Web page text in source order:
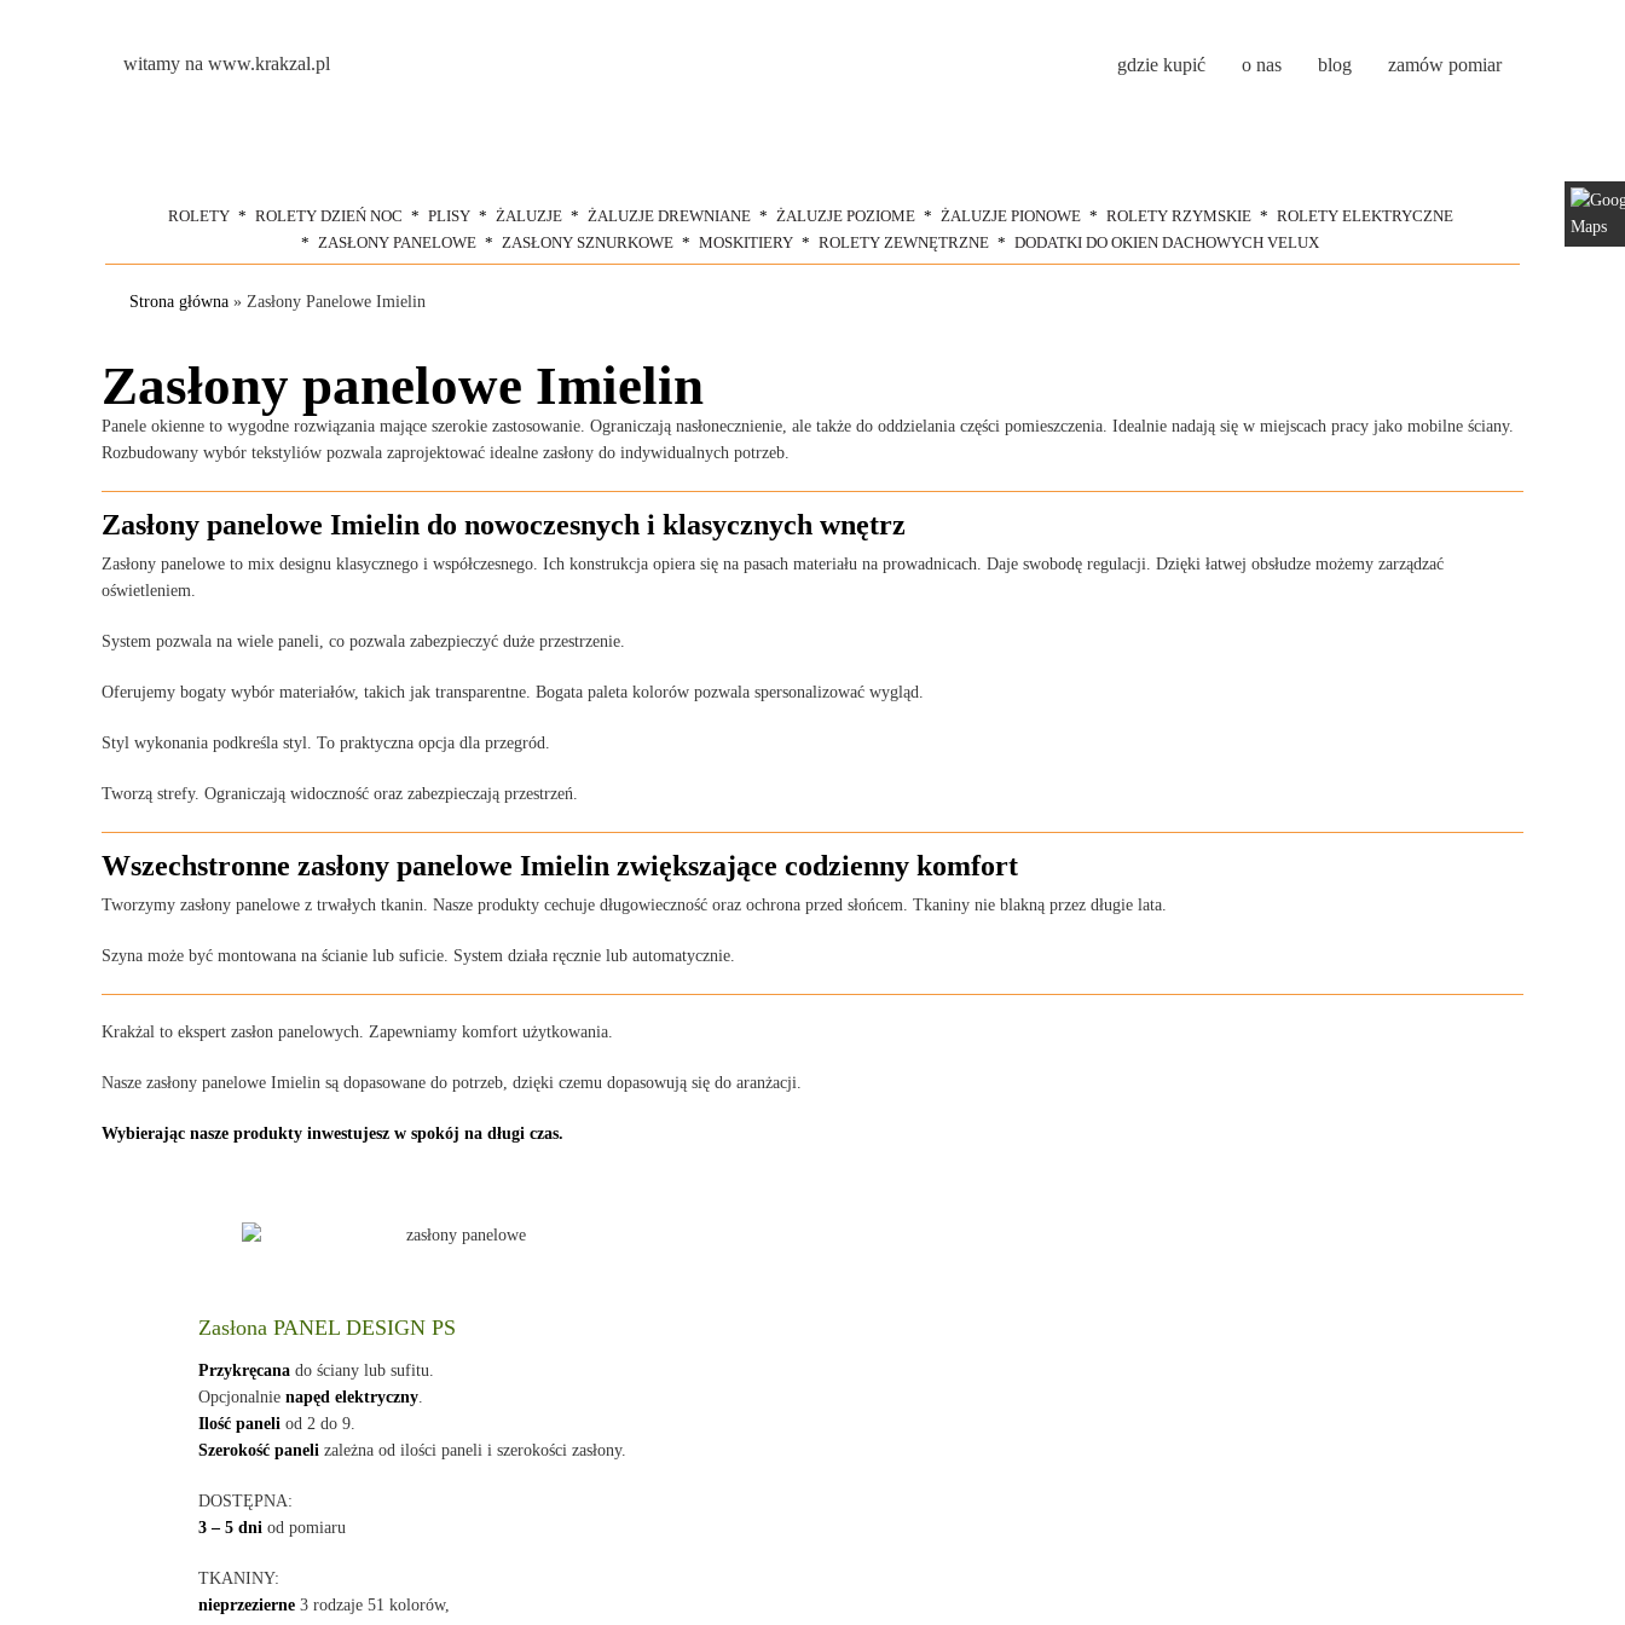
witamy na www.krakzal.pl gdzie kupić o nas blog zamów pomiar
ROLETY ROLETY DZIEŃ NOC PLISY ŻALUZJE ŻALUZJE DREWNIANE ŻALUZJE POZIOME ŻALUZJE PIONOWE ROLETY RZYMSKIE
ROLETY ELEKTRYCZNE
ZASŁONY PANELOWE
ZASŁONY SZNURKOWE MOSKITIERY ROLETY ZEWNĘTRZNE DODATKI DO OKIEN DACHOWYCH VELUX
Strona główna » Zasłony Panelowe Imielin
Zasłony panelowe Imielin
Panele okienne to wygodne rozwiązania mające szerokie zastosowanie. Ograniczają nasłonecznienie, ale także do oddzielania części pomieszczenia. Idealnie nadają się w miejscach pracy jako mobilne ściany.
Rozbudowany wybór tekstyliów pozwala zaprojektować idealne zasłony do indywidualnych potrzeb.
Zasłony panelowe Imielin do nowoczesnych i klasycznych wnętrz
Zasłony panelowe to mix designu klasycznego i współczesnego. Ich konstrukcja opiera się na pasach materiału na prowadnicach. Daje swobodę regulacji. Dzięki łatwej obsłudze możemy zarządzać
oświetleniem.
System pozwala na wiele paneli, co pozwala zabezpieczyć duże przestrzenie.
Oferujemy bogaty wybór materiałów, takich jak transparentne. Bogata paleta kolorów pozwala spersonalizować wygląd.
Styl wykonania podkreśla styl. To praktyczna opcja dla przegród.
Tworzą strefy. Ograniczają widoczność oraz zabezpieczają przestrzeń.
Wszechstronne zasłony panelowe Imielin zwiększające codzienny komfort
Tworzymy zasłony panelowe z trwałych tkanin. Nasze produkty cechuje długowieczność oraz ochrona przed słońcem. Tkaniny nie blakną przez długie lata.
Szyna może być montowana na ścianie lub suficie. System działa ręcznie lub automatycznie.
Krakżal to ekspert zasłon panelowych. Zapewniamy komfort użytkowania.
Nasze zasłony panelowe Imielin są dopasowane do potrzeb, dzięki czemu dopasowują się do aranżacji.
Wybierając nasze produkty inwestujesz w spokój na długi czas.
Zasłona PANEL DESIGN PS
Przykręcana do ściany lub sufitu.
Opcjonalnie napęd elektryczny.
Ilość paneli od 2 do 9.
Szerokość paneli zależna od ilości paneli i szerokości zasłony.
DOSTĘPNA:
3 – 5 dni od pomiaru
TKANINY:
nieprzezierne 3 rodzaje 51 kolorów,